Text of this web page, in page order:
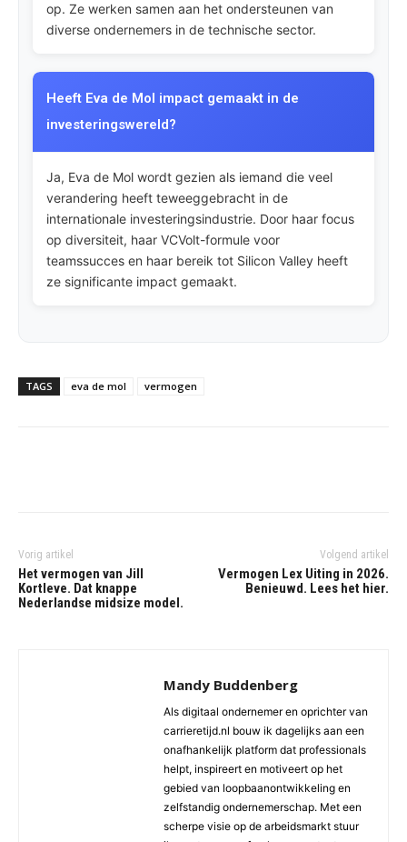
op. Ze werken samen aan het ondersteunen van
diverse ondernemers in de technische sector.
Heeft Eva de Mol impact gemaakt in de
investeringswereld?
Ja, Eva de Mol wordt gezien als iemand die veel
verandering heeft teweeggebracht in de
internationale investeringsindustrie. Door haar focus
op diversiteit, haar VCVolt-formule voor
teamssucces en haar bereik tot Silicon Valley heeft
ze significante impact gemaakt.
TAGS eva de mol vermogen
Vorig artikel
Het vermogen van Jill
Kortleve. Dat knappe
Nederlandse midsize model.
Volgend artikel
Vermogen Lex Uiting in 2026.
Benieuwd. Lees het hier.
Mandy Buddenberg
Als digitaal ondernemer en oprichter van
carrieretijd.nl bouw ik dagelijks aan een
onafhankelijk platform dat professionals
helpt, inspireert en motiveert op het
gebied van loopbaanontwikkeling en
zelfstandig ondernemerschap. Met een
scherpe visie op de arbeidsmarkt stuur